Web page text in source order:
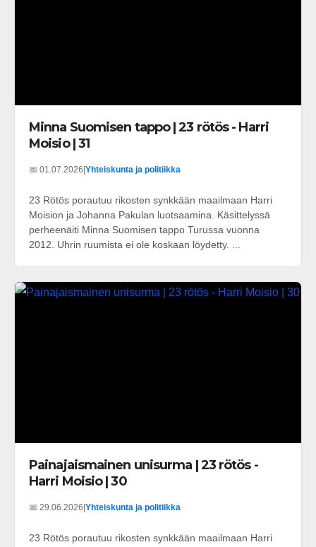
Minna Suomisen tappo | 23 rötös - Harri
Moisio | 31
📅 01.07.2026 Yhteiskunta ja politiikka
23 Rötös porautuu rikosten synkkään maailmaan Harri
Moision ja Johanna Pakulan luotsaamina. Käsittelyssä
perheenäiti Minna Suomisen tappo Turussa vuonna
2012. Uhrin ruumista ei ole koskaan löydetty. ...
Painajaismainen unisurma | 23 rötös -
Harri Moisio | 30
📅 29.06.2026 Yhteiskunta ja politiikka
23 Rötös porautuu rikosten synkkään maailmaan Harri